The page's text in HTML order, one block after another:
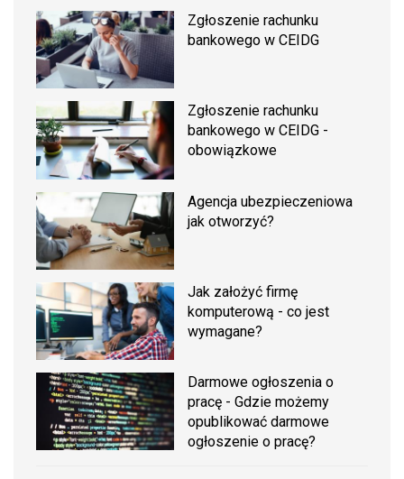
Zgłoszenie rachunku
bankowego w CEIDG
Zgłoszenie rachunku
bankowego w CEIDG -
obowiązkowe
Agencja ubezpieczeniowa
jak otworzyć?
Jak założyć firmę
komputerową - co jest
wymagane?
Darmowe ogłoszenia o
pracę - Gdzie możemy
opublikować darmowe
ogłoszenie o pracę?